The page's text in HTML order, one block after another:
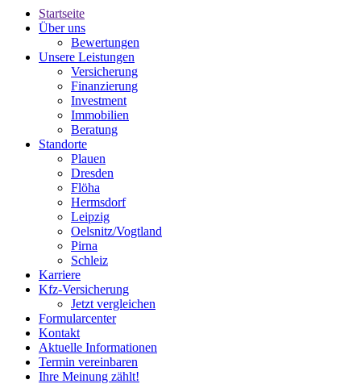
Startseite
Über uns
Bewertungen
Unsere Leistungen
Versicherung
Finanzierung
Investment
Immobilien
Beratung
Standorte
Plauen
Dresden
Flöha
Hermsdorf
Leipzig
Oelsnitz/Vogtland
Pirna
Schleiz
Karriere
Kfz-Versicherung
Jetzt vergleichen
Formularcenter
Kontakt
Aktuelle Informationen
Termin vereinbaren
Ihre Meinung zählt!